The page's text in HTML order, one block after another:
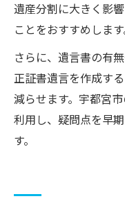
遺産分割に大きく影
ことをおすすめします
さらに、遺言書の有
正証書遺言を作成す
減らせます。宇都宮
利用し、疑問点を早
す。